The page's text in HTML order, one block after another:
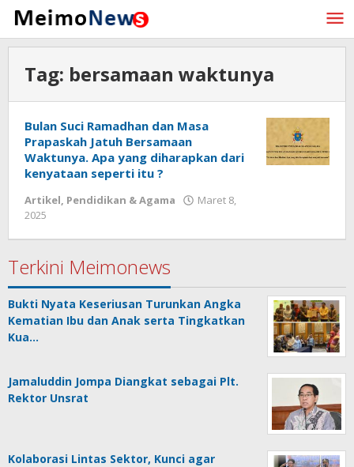
Lewati
konten
Tag: bersamaan waktunya
Bulan Suci Ramadhan dan Masa
Prapaskah Jatuh Bersamaan
Waktunya. Apa yang diharapkan dari
kenyataan seperti itu ?
Artikel, Pendidikan & Agama
Maret 8,
2025
Terkini Meimonews
Bukti Nyata Keseriusan Turunkan Angka
Kematian Ibu dan Anak serta Tingkatkan
Kua…
Jamaluddin Jompa Diangkat sebagai Plt.
Rektor Unsrat
Kolaborasi Lintas Sektor, Kunci agar